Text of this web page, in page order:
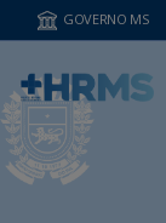
GOVERNO MS